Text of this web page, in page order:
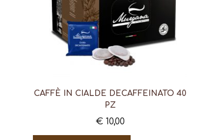
CAFFÈ IN CIALDE DECAFFEINATO 40
PZ
€10,00